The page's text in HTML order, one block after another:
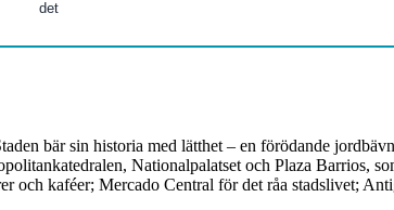
det
bär sin historia med lätthet – en förödande
Nationalpalatset och Plaza Barrios,
och kaféer; Mercado Central för det råa stadslivet;